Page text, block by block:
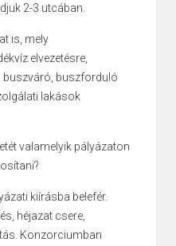
2-3 utcában.
is, mely
elvezetésre,
buszváró, buszforduló
lakások
valamelyik pályázaton
kiírásba belefér.
héjazat csere,
Konzorciumban